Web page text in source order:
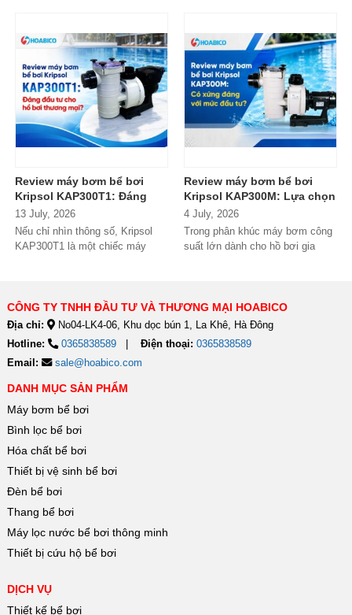
Review máy bơm bể bơi
Kripsol KAP300T1: Đáng
đầu tư cho hồ bơi thương
mại?
13 July, 2026
Nếu chỉ nhìn thông số, Kripsol
KAP300T1 là một chiếc máy
Review máy bơm bể bơi
Kripsol KAP300M: Lựa chọn
đáng tiền cho hồ bơi
thương mại?
4 July, 2026
Trong phân khúc máy bơm công
suất lớn dành cho hồ bơi gia
CÔNG TY TNHH ĐẦU TƯ VÀ THƯƠNG MẠI HOABICO
Địa chỉ:
No04-LK4-06, Khu dọc bún 1, La Khê, Hà Đông
Hotline:
0365838589 Điện thoại: 0365838589
Email:
sale@hoabico.com
DANH MỤC SẢN PHẨM
Máy bơm bể bơi
Bình lọc bể bơi
Hóa chất bể bơi
Thiết bị vệ sinh bể bơi
Đèn bể bơi
Thang bể bơi
Máy lọc nước bể bơi thông minh
Thiết bị cứu hộ bể bơi
DỊCH VỤ
Thiết kế bể bơi